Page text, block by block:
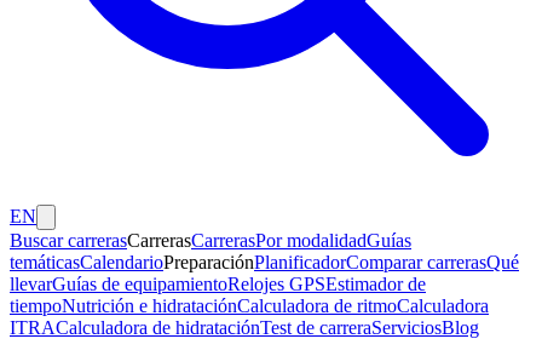
EN
Buscar carrerasCarrerasCarrerasPor modalidadGuías
temáticasCalendarioPreparaciónPlanificadorComparar carrerasQué
llevarGuías de equipamientoRelojes GPSEstimador de
tiempoNutrición e hidrataciónCalculadora de ritmoCalculadora
ITRACalculadora de hidrataciónTest de carreraServiciosBlog